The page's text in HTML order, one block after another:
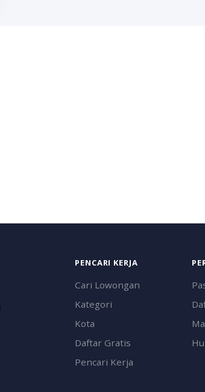
PENCARI KERJA
Cari Lowongan
Kategori
Kota
Daftar Gratis
Pencari Kerja